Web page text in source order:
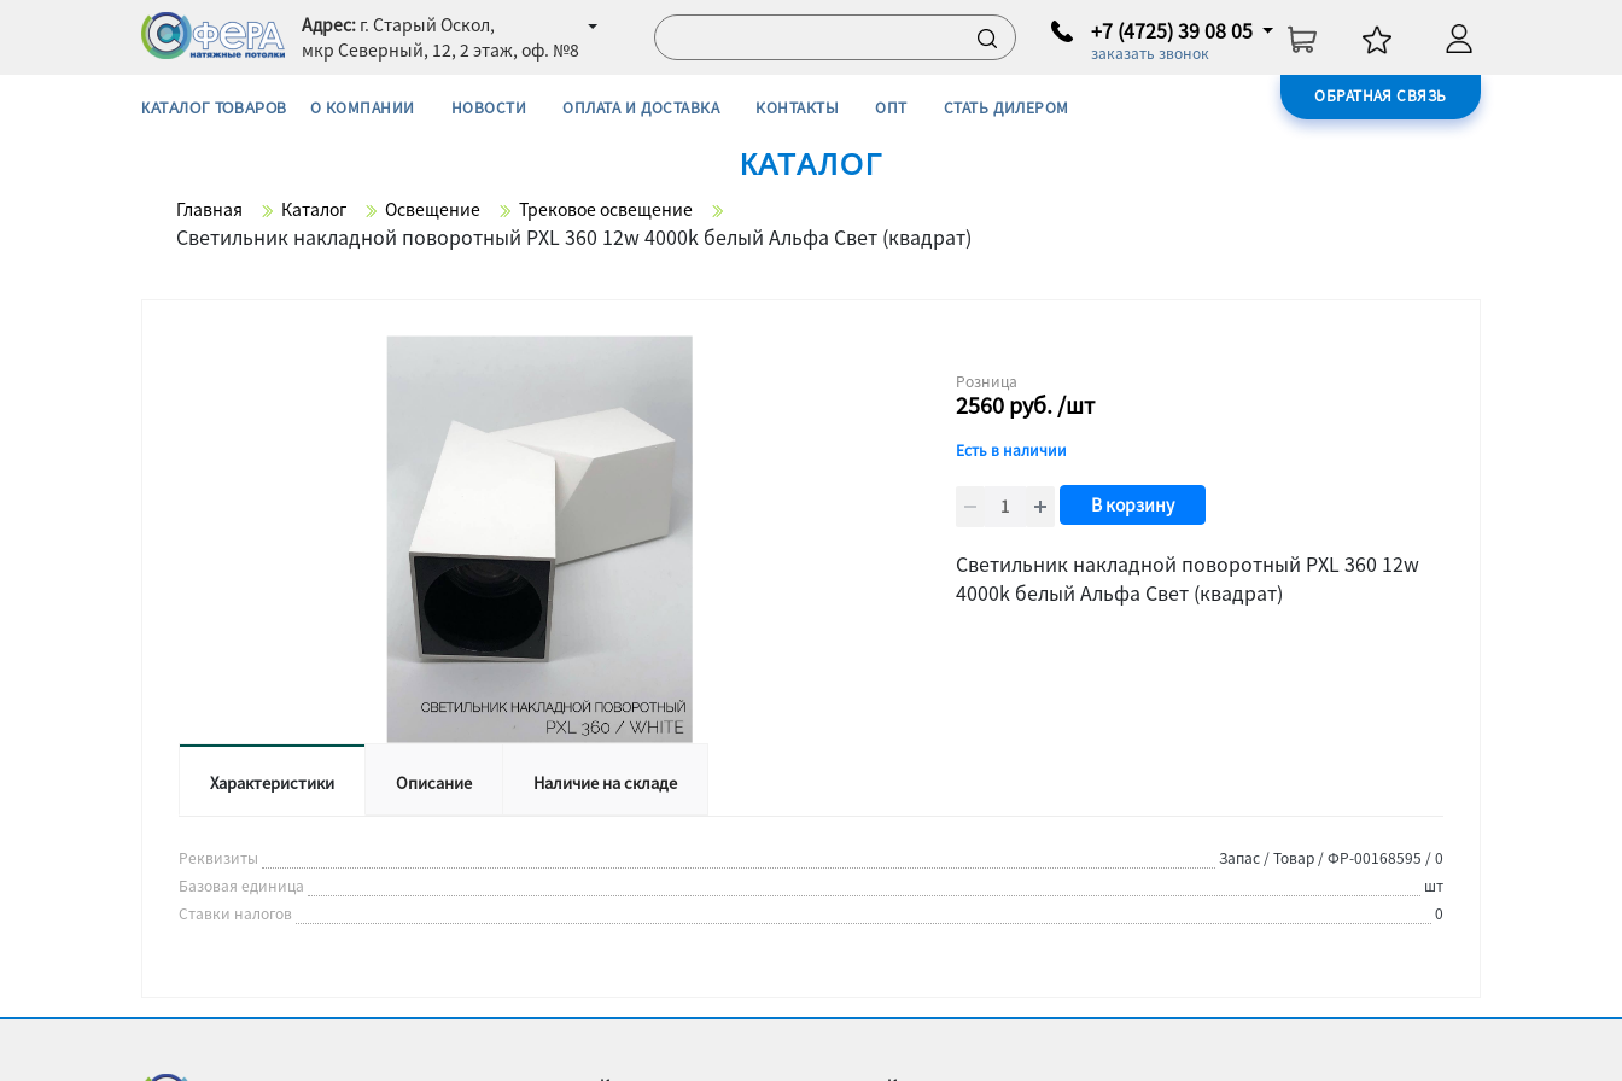
Адрес: г. Старый Оскол,
мкр Северный, 12, 2 этаж, оф. №8
+7 (4725) 39 08 05
заказать звонок
ОБРАТНАЯ СВЯЗЬ
КАТАЛОГ ТОВАРОВ О КОМПАНИИ НОВОСТИ ОПЛАТА И ДОСТАВКА КОНТАКТЫ ОПТ СТАТЬ ДИЛЕРОМ
КАТАЛОГ
Главная Каталог Освещение Трековое освещение
Светильник накладной поворотный PXL 360 12w 4000k белый Альфа Свет (квадрат)
Розница
2560руб./шт
Есть в наличии
В корзину
Светильник накладной поворотный PXL 360 12w
4000k белый Альфа Свет (квадрат)
Характеристики Описание Наличие на складе
Реквизиты
Запас / Товар / ФР-00168595 / 0
Базовая единица
шт
Ставки налогов
0